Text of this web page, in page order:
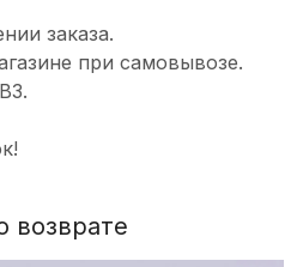
заказа.
при самовывозе.
возврате